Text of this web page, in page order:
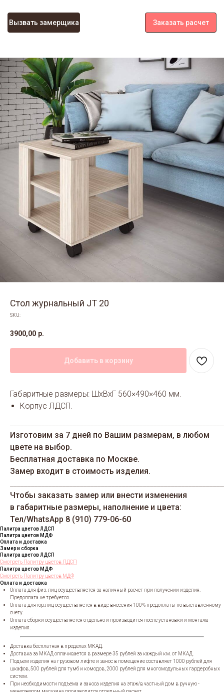
Заказать расчет
Вызвать замерщика
Стол журнальный JT 20
SKU:
3900,00 р.
Добавить в корзину
Габаритные размеры: ШхВхГ 560×490×460 мм.
Корпус ЛДСП.
Изготовим за 7 дней по Вашим размерам, в любом
цвете на выбор.
Бесплатная доставка по Москве.
Замер входит в стоимость изделия.
Чтобы заказать замер или внести изменения
в габаритные размеры, наполнение и цвета:
Тел/WhatsАрp 8 (910) 779-06-60
Палитра цветов ЛДСП
Палитра цветов МДФ
Оплата и доставка
Замер и сборка
Палитра цветов ЛДСП
Смотреть Палитру цветов ЛДСП
Палитра цветов МДФ
Смотреть Палитру цветов МДФ
Оплата и доставка
Оплата для физ. лиц осуществляется за наличный расчет при получении изделия.
Предоплата не требуется.
Оплата для юр.лиц осуществляется в виде внесения 100% предоплаты по выставленному
счету.
Оплата сборки осуществляется отдельно и производится после установки и монтажа
изделия.
Доставка бесплатная в пределах МКАД.
Доставка за МКАД оплачивается в размере 35 рублей за каждый км. от МКАД.
Подъем изделия на грузовом лифте и занос в помещение составляет 1000 рублей для
шкафов, 500 рублей для тумб и комодов, 2000 рублей для многомодульных гардеробных
систем.
При необходимости подъема и заноса изделия на этаж/в частный дом в ручную -